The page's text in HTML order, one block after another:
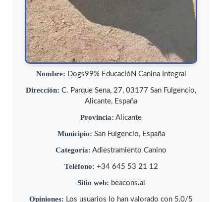
Nombre: Dogs99% EducacióN Canina Integral
Dirección: C. Parque Sena, 27, 03177 San Fulgencio,
Alicante, España
Provincia: Alicante
Municipio: San Fulgencio, España
Categoría: Adiestramiento Canino
Teléfono: +34 645 53 21 12
Sitio web: beacons.ai
Opiniones: Los usuarios lo han valorado con 5,0/5